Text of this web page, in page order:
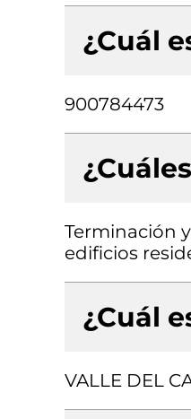
¿Cuál
900784473
Terminación
edificios
¿Cuál
VALLE DEL